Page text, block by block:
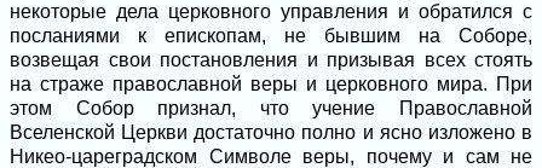
некоторые дела церковного управления и обратился с
посланиями к епископам, не бывшим на Соборе,
возвещая свои постановления и призывая всех стоять
на страже православной веры и церковного мира. При
этом Собор признал, что учение Православной
Вселенской Церкви достаточно полно и ясно изложено в
Никео-цареградском Символе веры, почему и сам не